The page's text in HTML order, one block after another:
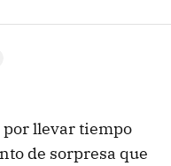
por llevar tiempo
de sorpresa que